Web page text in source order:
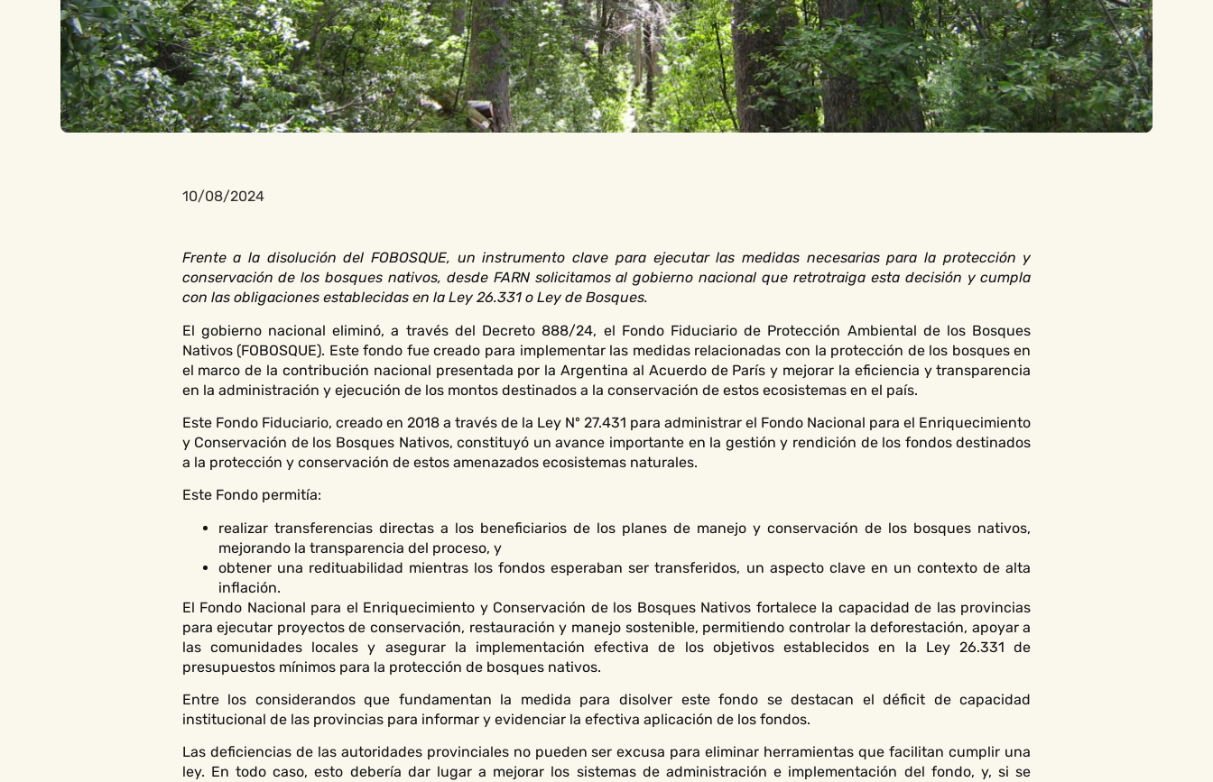
10/08/2024
Frente a la disolución del FOBOSQUE, un instrumento clave para ejecutar las medidas necesarias para la protección y
conservación de los bosques nativos, desde FARN solicitamos al gobierno nacional que retrotraiga esta decisión y cumpla
con las obligaciones establecidas en la Ley 26.331 o Ley de Bosques.
El gobierno nacional eliminó, a través del Decreto 888/24, el Fondo Fiduciario de Protección Ambiental de los Bosques
Nativos (FOBOSQUE). Este fondo fue creado para implementar las medidas relacionadas con la protección de los bosques en
el marco de la contribución nacional presentada por la Argentina al Acuerdo de París y mejorar la eficiencia y transparencia
en la administración y ejecución de los montos destinados a la conservación de estos ecosistemas en el país.
Este Fondo Fiduciario, creado en 2018 a través de la Ley Nº 27.431 para administrar el Fondo Nacional para el Enriquecimiento
y Conservación de los Bosques Nativos, constituyó un avance importante en la gestión y rendición de los fondos destinados
a la protección y conservación de estos amenazados ecosistemas naturales.
Este Fondo permitía:
realizar transferencias directas a los beneficiarios de los planes de manejo y conservación de los bosques nativos,
mejorando la transparencia del proceso, y
obtener una redituabilidad mientras los fondos esperaban ser transferidos, un aspecto clave en un contexto de alta
inflación.
El Fondo Nacional para el Enriquecimiento y Conservación de los Bosques Nativos fortalece la capacidad de las provincias
para ejecutar proyectos de conservación, restauración y manejo sostenible, permitiendo controlar la deforestación, apoyar a
las comunidades locales y asegurar la implementación efectiva de los objetivos establecidos en la Ley 26.331 de
presupuestos mínimos para la protección de bosques nativos.
Entre los considerandos que fundamentan la medida para disolver este fondo se destacan el déficit de capacidad
institucional de las provincias para informar y evidenciar la efectiva aplicación de los fondos.
Las deficiencias de las autoridades provinciales no pueden ser excusa para eliminar herramientas que facilitan cumplir una
ley. En todo caso, esto debería dar lugar a mejorar los sistemas de administración e implementación del fondo, y, si se